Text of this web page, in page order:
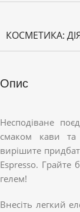
КОСМЕТИКА:
Опис
Несподіване
смаком кави
вирішите
Espresso. Грайте
гелем!
Внесіть легкий